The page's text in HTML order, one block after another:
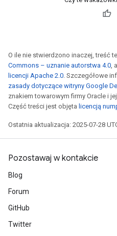
O ile nie stwierdzono inaczej, treść
Commons – uznanie autorstwa 4.0,
licencji Apache 2.0. Szczegółowe
zasady dotyczące witryny Google
znakiem towarowym firmy Oracle i
Część treści jest objęta licencją
Ostatnia aktualizacja: 2025-07-28
Pozostawaj w kontakcie
Blog
Forum
GitHub
Twitter